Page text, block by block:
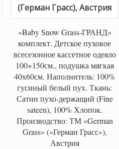
«Baby Snow Grass-ГРАНД»
комплект. Детское пуховое
всесезонное кассетное одеяло
100×150см., подушка мягкая
40х60см. Наполнитель: 100%
гусиный белый пух. Ткань:
Сатин пухо-держащий (Fine
sateen), 100% Хлопок.
Производство: ТМ «German
Grass» («Герман Грасс»),
Австрия